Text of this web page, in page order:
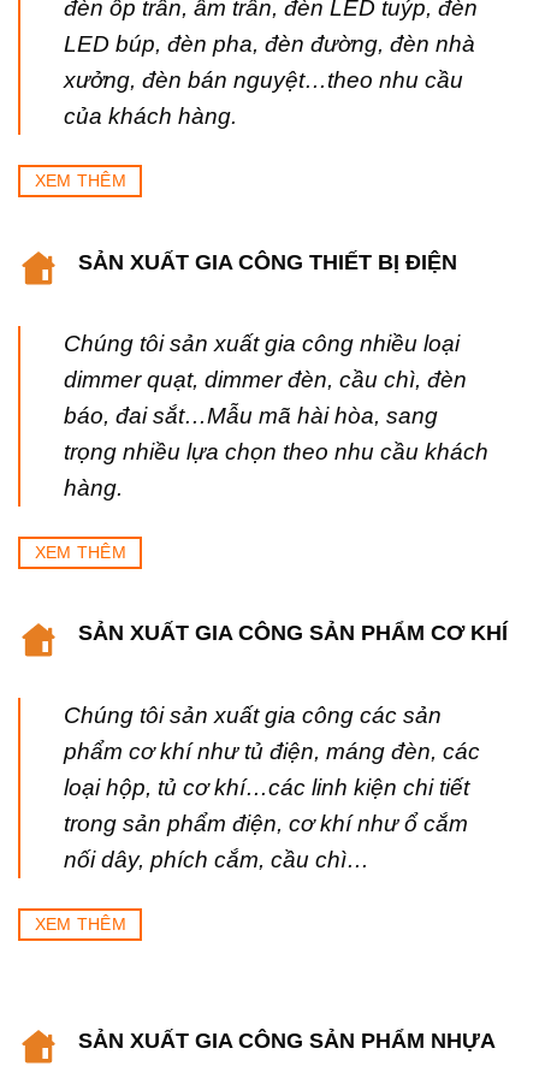
đèn ốp trần, âm trần, đèn LED tuýp, đèn
LED búp, đèn pha, đèn đường, đèn nhà
xưởng, đèn bán nguyệt…theo nhu cầu
của khách hàng.
XEM THÊM
SẢN XUẤT GIA CÔNG THIẾT BỊ ĐIỆN
Chúng tôi sản xuất gia công nhiều loại
dimmer quạt, dimmer đèn, cầu chì, đèn
báo, đai sắt…Mẫu mã hài hòa, sang
trọng nhiều lựa chọn theo nhu cầu khách
hàng.
XEM THÊM
SẢN XUẤT GIA CÔNG SẢN PHẨM CƠ KHÍ
Chúng tôi sản xuất gia công các sản
phẩm cơ khí như tủ điện, máng đèn, các
loại hộp, tủ cơ khí…các linh kiện chi tiết
trong sản phẩm điện, cơ khí như ổ cắm
nối dây, phích cắm, cầu chì…
XEM THÊM
SẢN XUẤT GIA CÔNG SẢN PHẨM NHỰA